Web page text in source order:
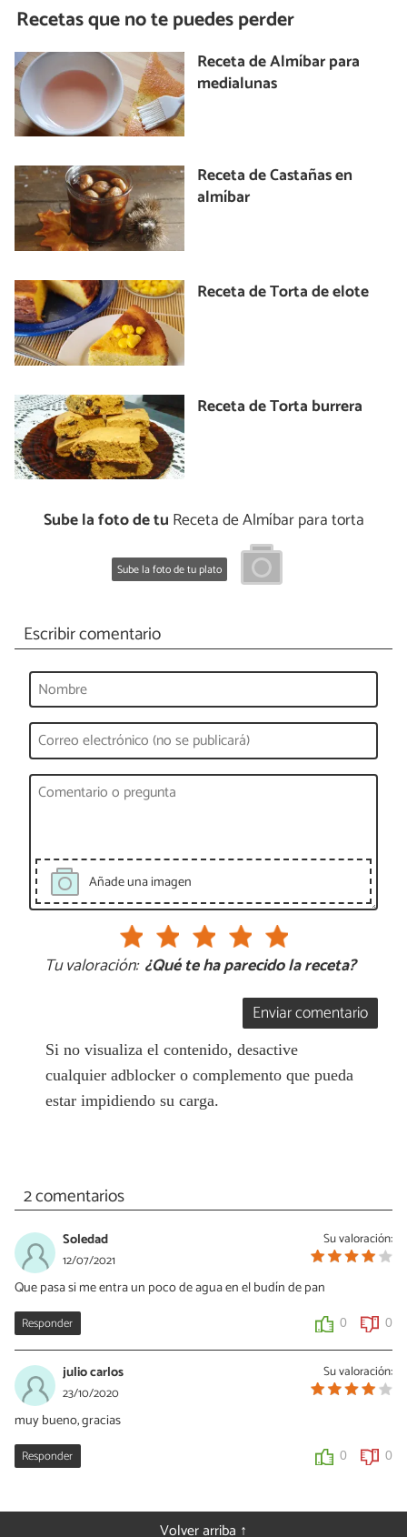
Recetas que no te puedes perder
Receta de Almíbar para
medialunas
Receta de Castañas en
almíbar
Receta de Torta de elote
Receta de Torta burrera
Sube la foto de tu Receta de Almíbar para torta
Sube la foto de tu plato
Escribir comentario
Añade una imagen
Tu valoración: ¿Qué te ha parecido la receta?
Enviar comentario
Si no visualiza el contenido, desactive
cualquier adblocker o complemento que pueda
estar impidiendo su carga.
2 comentarios
Su valoración:
Soledad
12/07/2021
Que pasa si me entra un poco de agua en el budín de pan
Responder 0 0
Su valoración:
julio carlos
23/10/2020
muy bueno, gracias
Responder 0 0
Volver arriba ↑